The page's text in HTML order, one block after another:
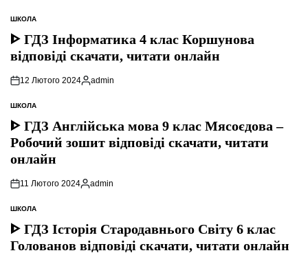
ОПУБЛІКУВАТИ
У
ШКОЛА
ᐈ ГДЗ Інформатика 4 клас Коршунова
відповіді скачати, читати онлайн
12 Лютого 2024
Опубліковано
admin
ОПУБЛІКУВАТИ
У
ШКОЛА
ᐈ ГДЗ Англійська мова 9 клас Мясоєдова –
Робочий зошит відповіді скачати, читати
онлайн
11 Лютого 2024
Опубліковано
admin
ОПУБЛІКУВАТИ
У
ШКОЛА
ᐈ ГДЗ Історія Стародавнього Свiту 6 клас
Голованов відповіді скачати, читати онлайн